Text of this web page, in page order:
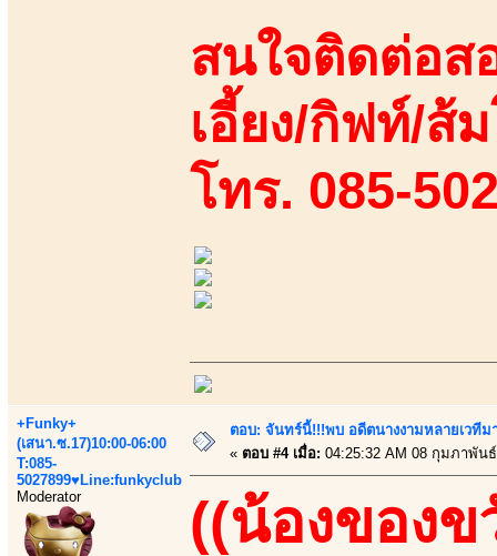
สนใจติดต่อส
เอี้ยง/กิฟท์/ส้
โทร. 085-
+Funky+
(เสนา.ซ.17)10:00-06:00
T:085-
5027899♥Line:funkyclub
Moderator
ตอบ: จันทร์นี้!!!พบ อดีตนางงามหลายเวที
« ตอบ #4 เมื่อ: 04:25:32 AM 08 กุมภาพัน
((น้องของ